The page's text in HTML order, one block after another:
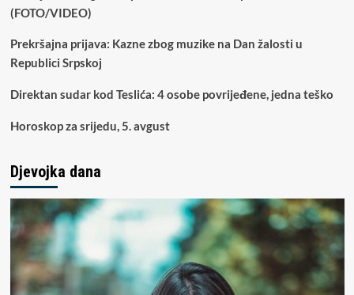
(FOTO/VIDEO)
Prekršajna prijava: Kazne zbog muzike na Dan žalosti u
Republici Srpskoj
Direktan sudar kod Teslića: 4 osobe povrijeđene, jedna teško
Horoskop za srijedu, 5. avgust
Djevojka dana